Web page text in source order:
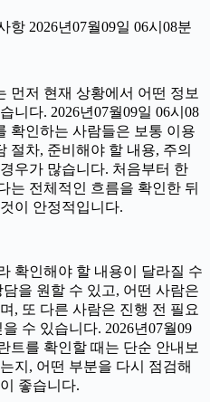
2026년07월09일 06시08분
먼저 현재 상황에서 어떤 정보
니다. 2026년07월09일 06시08
확인하는 사람들은 보통 이용
절차, 준비해야 할 내용, 주의
우가 많습니다. 처음부터 한
는 전체적인 흐름을 확인한 뒤
이 안정적입니다.
확인해야 할 내용이 달라질 수
을 원할 수 있고, 어떤 사람은
, 또 다른 사람은 진행 전 필요
수 있습니다. 2026년07월09
트를 확인할 때는 단순 안내보
지, 어떤 부분을 다시 점검해
좋습니다.